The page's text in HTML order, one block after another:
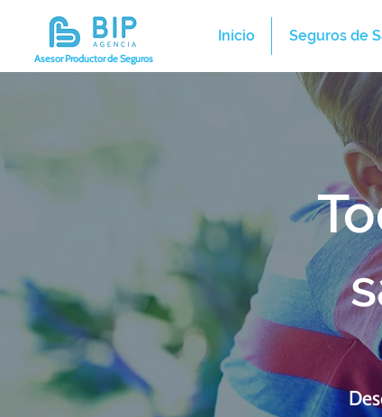
Asesor Productor de Seguros
Inicio Seguros de